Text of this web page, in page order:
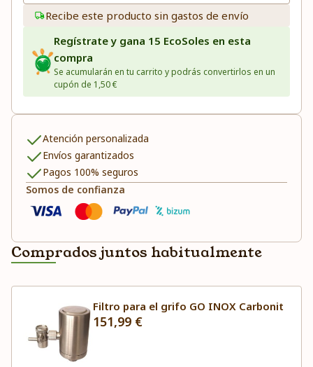
Recibe este producto sin gastos de envío
Regístrate y gana 15 EcoSoles en esta
compra
Se acumularán en tu carrito y podrás convertirlos en un
cupón de 1,50 €
Atención personalizada
Envíos garantizados
Pagos 100% seguros
Somos de confianza
Comprados juntos habitualmente
Filtro para el grifo GO INOX Carbonit
151,99 €